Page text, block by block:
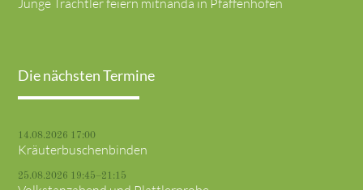
Junge Trachtler feiern mitnanda in Pfaffenhofen
Die nächsten Termine
14.08.2026 17:00
Kräuterbuschenbinden
25.08.2026 19:45–21:15